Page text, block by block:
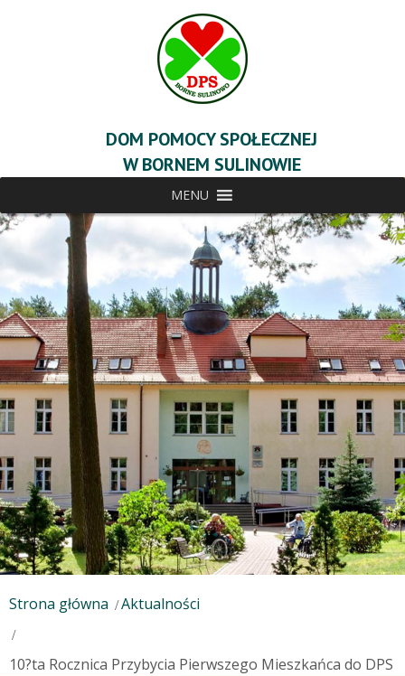
DOM POMOCY SPOŁECZNEJ
W BORNEM SULINOWIE
MENU
Strona główna Aktualności
10?ta Rocznica Przybycia Pierwszego Mieszkańca do DPS